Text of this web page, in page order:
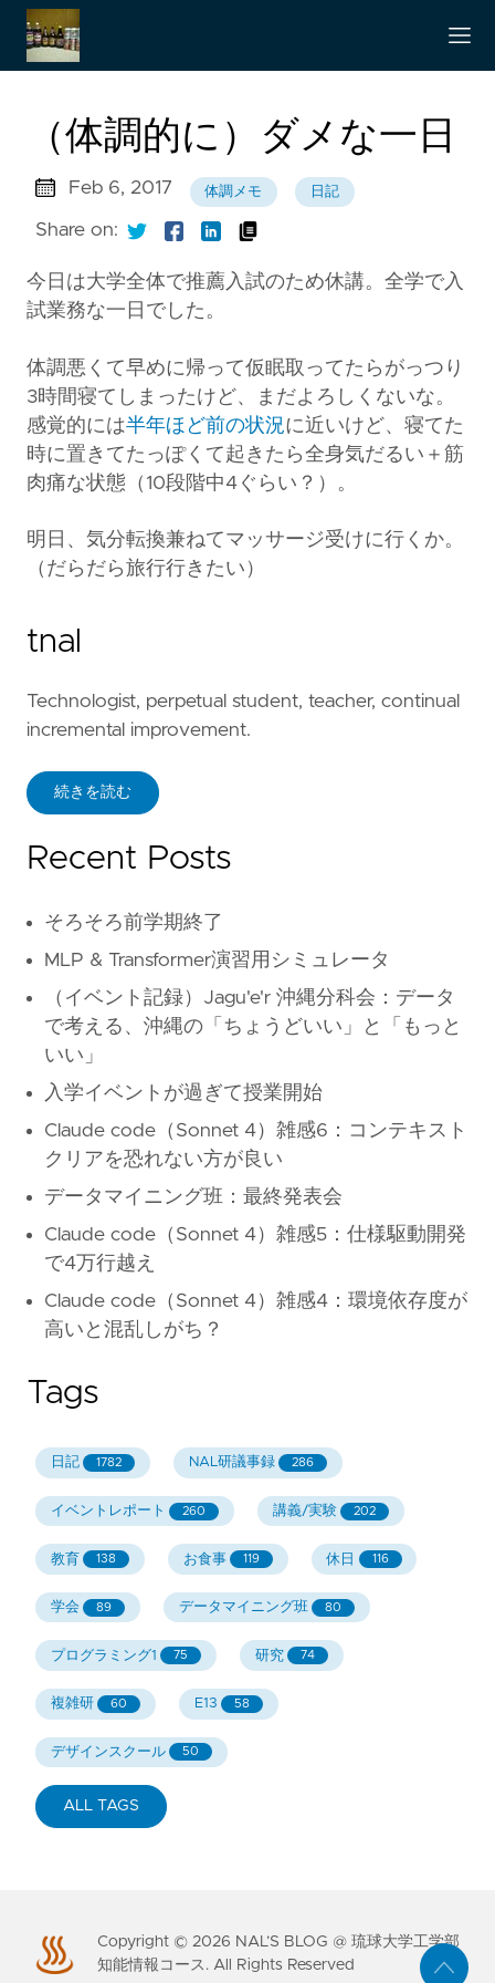
（体調的に）ダメな一日
Feb 6, 2017 体調メモ 日記
Share on:
今日は大学全体で推薦入試のため休講。全学で入
試業務な一日でした。
体調悪くて早めに帰って仮眠取ってたらがっつり
3時間寝てしまったけど、まだよろしくないな。
感覚的には半年ほど前の状況に近いけど、寝てた
時に置きてたっぽくて起きたら全身気だるい＋筋
肉痛な状態（10段階中4ぐらい？）。
明日、気分転換兼ねてマッサージ受けに行くか。
（だらだら旅行行きたい）
tnal
Technologist, perpetual student, teacher, continual
incremental improvement.
続きを読む
Recent Posts
そろそろ前学期終了
MLP & Transformer演習用シミュレータ
（イベント記録）Jagu'e'r 沖縄分科会：データ
で考える、沖縄の「ちょうどいい」と「もっと
いい」
入学イベントが過ぎて授業開始
Claude code（Sonnet 4）雑感6：コンテキスト
クリアを恐れない方が良い
データマイニング班：最終発表会
Claude code（Sonnet 4）雑感5：仕様駆動開発
で4万行越え
Claude code（Sonnet 4）雑感4：環境依存度が
高いと混乱しがち？
Tags
日記 1782 NAL研議事録 286
イベントレポート 260 講義/実験 202
教育 138 お食事 119 休日 116
学会 89 データマイニング班 80
プログラミング1 75 研究 74
複雑研 60 E13 58
デザインスクール 50
ALL TAGS
Copyright © 2026 NAL’S BLOG @ 琉球大学工学部
知能情報コース. All Rights Reserved